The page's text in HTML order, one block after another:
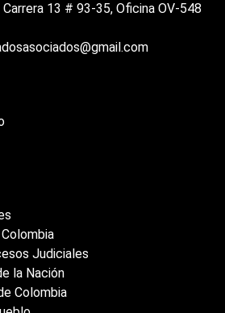
13 # 93-35, Oficina OV-548
Judiciales
la Nación
Colombia